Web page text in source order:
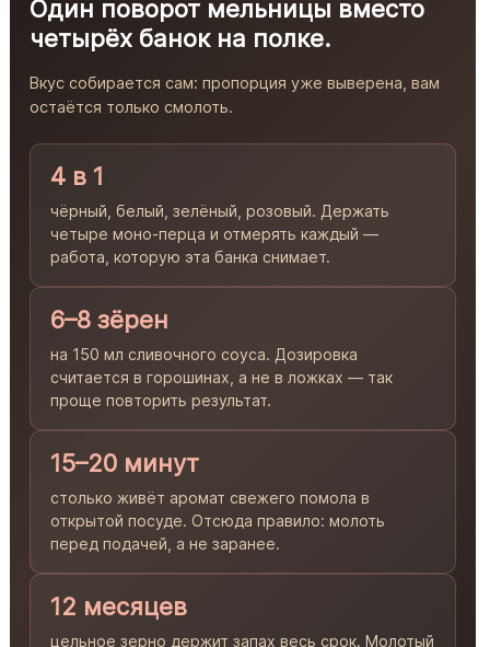
Один поворот мельницы вместо
четырёх банок на полке.
Вкус собирается сам: пропорция уже выверена, вам
остаётся только смолоть.
4 в 1
чёрный, белый, зелёный, розовый. Держать
четыре моно-перца и отмерять каждый —
работа, которую эта банка снимает.
6–8 зёрен
на 150 мл сливочного соуса. Дозировка
считается в горошинах, а не в ложках — так
проще повторить результат.
15–20 минут
столько живёт аромат свежего помола в
открытой посуде. Отсюда правило: молоть
перед подачей, а не заранее.
12 месяцев
цельное зерно держит запах весь срок. Молотый